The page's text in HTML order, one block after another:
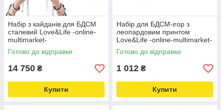
Набір з кайданів для БДСМ
сталевий Love&Life -online-
multimarket-
Готово до відправки
14 750 ₴
Купити
Набір для БДСМ-ігор з
леопардовим принтом
Love&Life -online-multimarket-
Готово до відправки
1 012 ₴
Купити